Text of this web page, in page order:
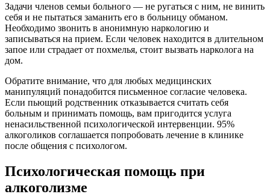
Задачи членов семьи больного — не ругаться с ним, не винить
себя и не пытаться заманить его в больницу обманом.
Необходимо звонить в анонимную наркологию и
записываться на прием. Если человек находится в длительном
запое или страдает от похмелья, стоит вызвать нарколога на
дом.
Обратите внимание, что для любых медицинских
манипуляций понадобится письменное согласие человека.
Если пьющий родственник отказывается считать себя
больным и принимать помощь, вам пригодится услуга
ненасильственной психологической интервенции. 95%
алкоголиков соглашается попробовать лечение в клинике
после общения с психологом.
Психологическая помощь при
алкоголизме